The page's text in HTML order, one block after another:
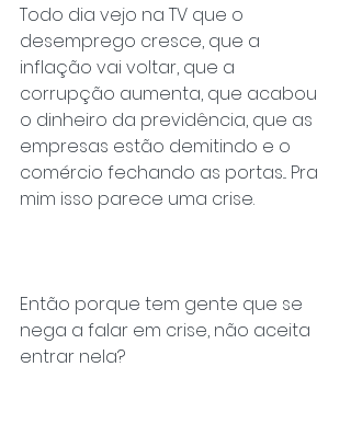
Todo dia vejo na TV que o
desemprego cresce, que a
inflação vai voltar, que a
corrupção aumenta, que acabou
o dinheiro da previdência, que as
empresas estão demitindo e o
comércio fechando as portas... Pra
mim isso parece uma crise.
Então porque tem gente que se
nega a falar em crise, não aceita
entrar nela?